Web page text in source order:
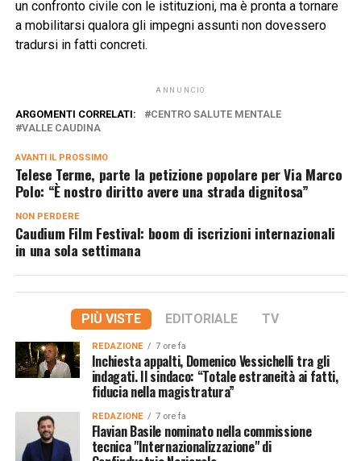
un confronto civile con le istituzioni, ma è pronta a tornare
a mobilitarsi qualora gli impegni assunti non dovessero
tradursi in fatti concreti.
ANNUNCIO
ARGOMENTI CORRELATI:
CENTRO SALUTE MENTALE
VALLE CAUDINA
AVANTI IL ​​PROSSIMO
Telese Terme, parte la petizione popolare per Via Marco
Polo: “È nostro diritto avere una strada dignitosa”
NON PERDERE
Caudium Film Festival: boom di iscrizioni internazionali
in una sola settimana
PIÙ VISTE EDITORIALE TV
REDAZIONE 7 ore fa
Inchiesta appalti, Domenico Vessichelli tra gli
indagati. Il sindaco: “Totale estraneità ai fatti,
fiducia nella magistratura”
REDAZIONE 7 ore fa
Flavian Basile nominato nella commissione
tecnica "Internazionalizzazione" di